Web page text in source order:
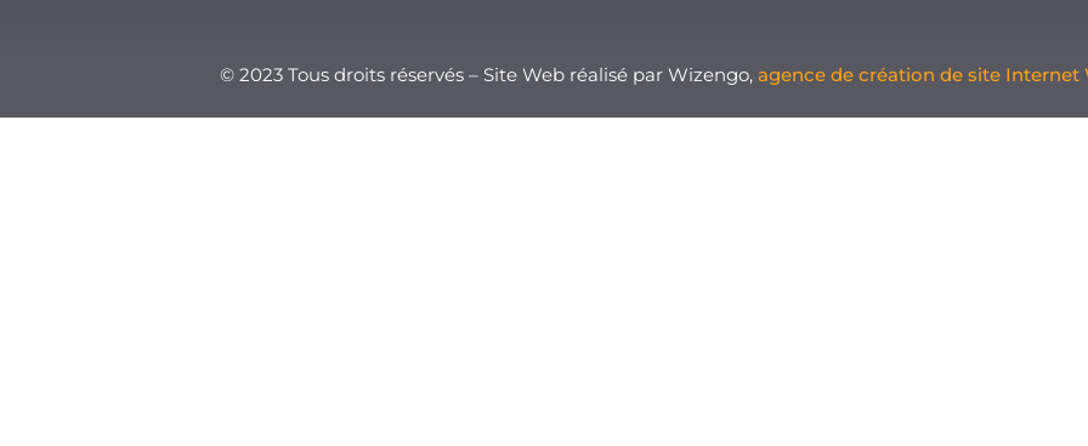
© 2023 Tous droits réservés – Site Web réalisé par Wizengo, agence de création de site Internet